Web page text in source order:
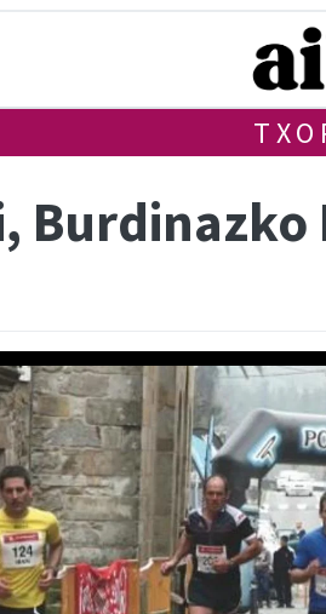
Burdinazko